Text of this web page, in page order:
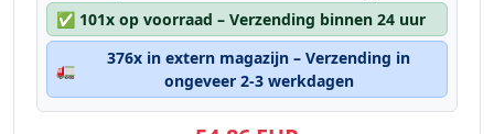
✅ 101x op voorraad – Verzending binnen 24 uur
🚛
376x in extern magazijn – Verzending in
ongeveer 2-3 werkdagen